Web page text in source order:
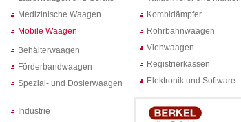
Medizinische Waagen
Mobile Waagen
Behälterwaagen
Förderbandwaagen
Spezial- und Dosierwaagen
Kombidämpfer
Rohrbahnwaagen
Viehwaagen
Registrierkassen
Elektronik und Software
Industrie